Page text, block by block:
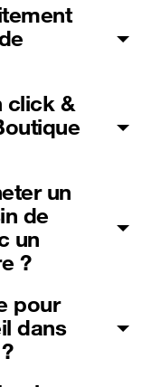
click &
un
de
un
?
pour
dans